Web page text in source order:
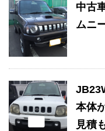
中古
ムニ
本体
見積